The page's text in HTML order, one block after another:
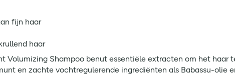
fijn haar
haar
Volumizing Shampoo benut essentiële extracten om het
en zachte vochtregulerende ingrediënten als Babassu-olie